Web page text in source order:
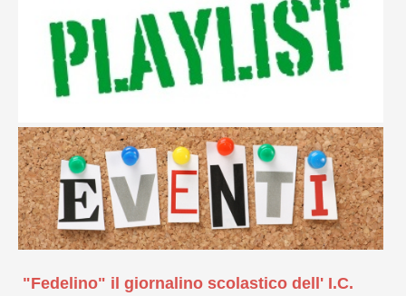
"Fedelino" il giornalino scolastico dell' I.C.